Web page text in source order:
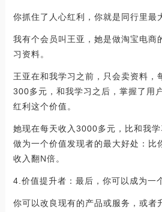
你抓住了人心红利，你就是同行里最
我有个会员叫王亚，她是做淘宝电商
习资料。
王亚在和我学习之前，只会卖资料，
300多元，和我学习之后，掌握了用
红利这个价值。
她现在每天收入3000多元，比和我
做为一个价值发现者的最大好处：比
收入翻N倍。
4.价值提升者：最后，你可以成为一
你可以改良现有的产品或服务，或者